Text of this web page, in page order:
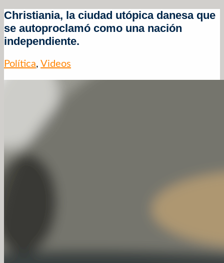
Christiania, la ciudad utópica danesa que
se autoproclamó como una nación
independiente.
Política, Videos